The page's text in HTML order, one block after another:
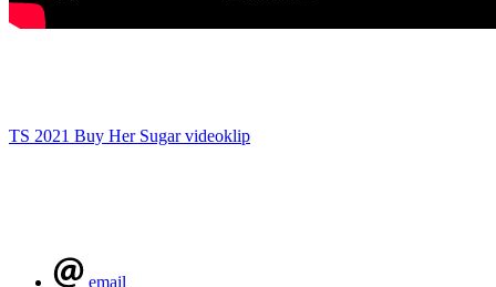
TS 2021 Buy Her Sugar videoklip
email